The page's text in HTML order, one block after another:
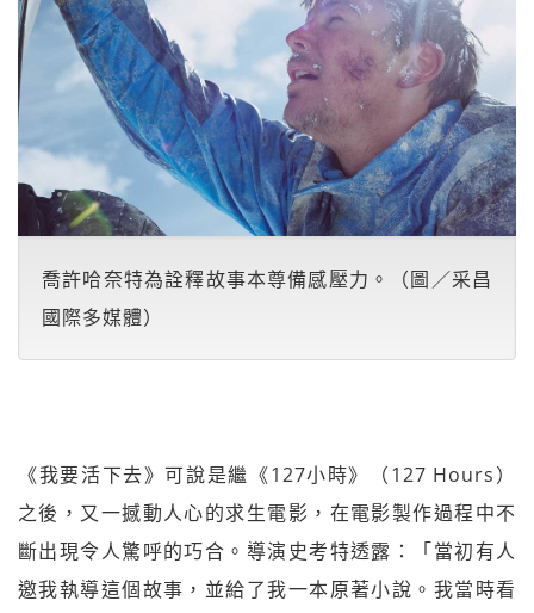
喬許哈奈特為詮釋故事本尊備感壓力。（圖／采昌
國際多媒體）
《我要活下去》可說是繼《127小時》（127 Hours）
之後，又一撼動人心的求生電影，在電影製作過程中不
斷出現令人驚呼的巧合。導演史考特透露：「當初有人
邀我執導這個故事，並給了我一本原著小說。我當時看